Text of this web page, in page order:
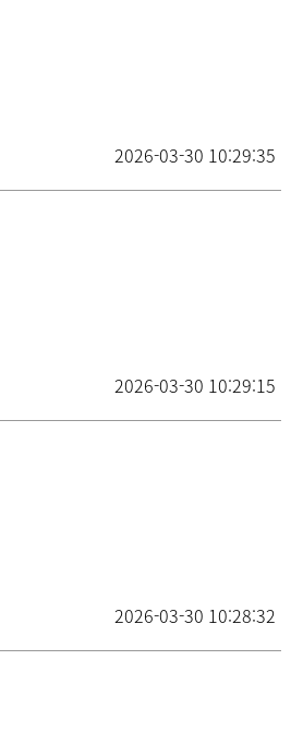
2026-03-30 10:29:35
2026-03-30 10:29:15
2026-03-30 10:28:32